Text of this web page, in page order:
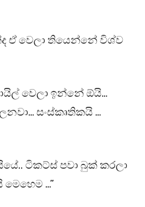
ඒ වෙලා තියෙන්නේ විශ්ව
වෙලා ඉන්නේ ඕයි…
සංස්කෘතිකයි …
ටිකට්ස් පවා බුක් කරලා
මෙහෙම …”